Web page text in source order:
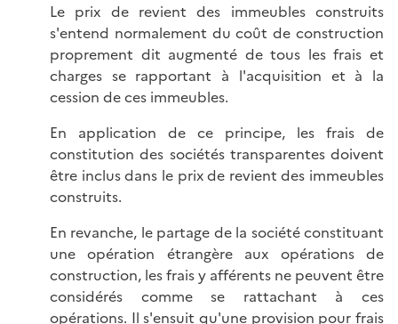
Le prix de revient des immeubles construits
s'entend normalement du coût de construction
proprement dit augmenté de tous les frais et
charges se rapportant à l'acquisition et à la
cession de ces immeubles.
En application de ce principe, les frais de
constitution des sociétés transparentes doivent
être inclus dans le prix de revient des immeubles
construits.
En revanche, le partage de la société constituant
une opération étrangère aux opérations de
construction, les frais y afférents ne peuvent être
considérés comme se rattachant à ces
opérations. Il s'ensuit qu'une provision pour frais